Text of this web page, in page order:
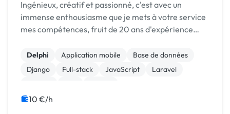
Ingénieux, créatif et passionné, c'est avec un
immense enthousiasme que je mets à votre service
mes compétences, fruit de 20 ans d'expérience
Delphi Application mobile
Base de données
Django
Full-stack JavaScript
Laravel
10 €/h